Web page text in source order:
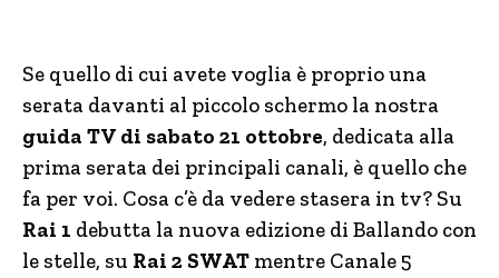
Se quello di cui avete voglia è proprio una
serata davanti al piccolo schermo la nostra
guida TV di sabato 21 ottobre, dedicata alla
prima serata dei principali canali, è quello che
fa per voi. Cosa c’è da vedere stasera in tv? Su
Rai 1 debutta la nuova edizione di Ballando con
le stelle, su Rai 2 SWAT mentre Canale 5